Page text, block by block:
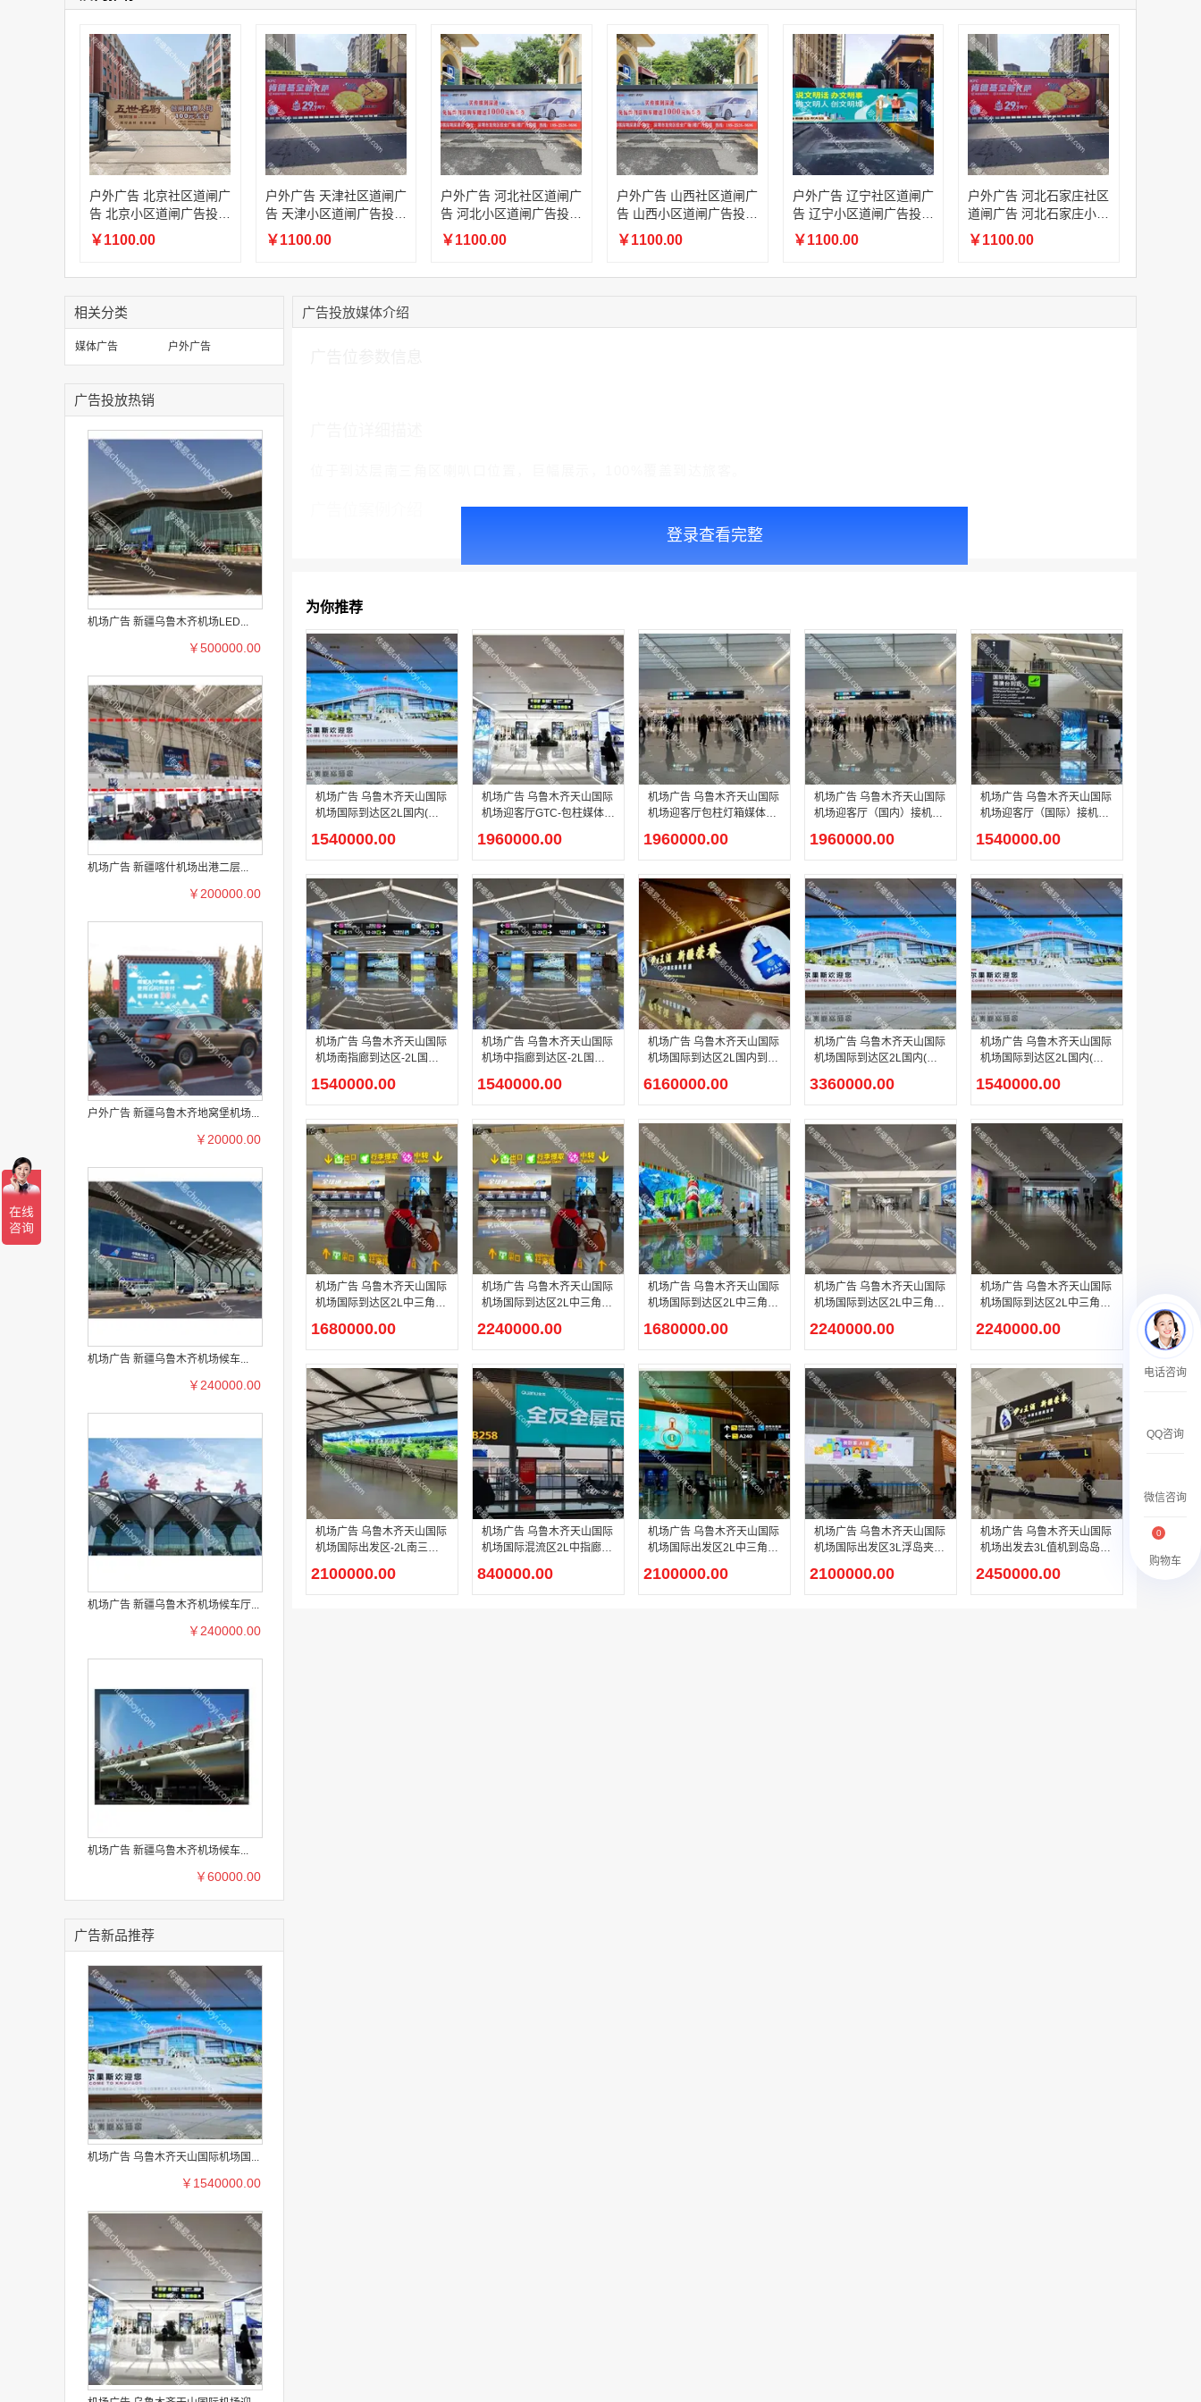
16:16:44 181****0078 联系了该媒体所在商家
15:40:56 157****6971 联系了该媒体所在商家
10:08:47 155****5272 联系了该媒体所在商家
14:32:27 176****3456 联系了该媒体所在商家
16:09:07 182****6963 联系了该媒体所在商家
￥27600.00
香港双层巴士车身广告（含车顶）
￥77000.00
￥1100.00
￥1100.00
香港有轨双层旅游巴士车身广告
￥25300.00
香港签名广告有轨双层巴士车身广告
￥27600.00
￥27700.00
户外广告 北京社区道闸广
告 北京小区道闸广告投放
价格
￥1100.00
户外广告 天津社区道闸广
告 天津小区道闸广告投放
价格
￥1100.00
户外广告 河北社区道闸广
告 河北小区道闸广告投放
价格
￥1100.00
户外广告 山西社区道闸广
告 山西小区道闸广告投放
价格
￥1100.00
户外广告 辽宁社区道闸广
告 辽宁小区道闸广告投放
价格
￥1100.00
户外广告 河北石家庄社区
道闸广告 河北石家庄小区
道闸广告投放价格
￥1100.00
相关分类
媒体广告 户外广告
广告投放热销
机场广告 新疆乌鲁木齐机场LED...
￥500000.00
机场广告 新疆喀什机场出港二层...
￥200000.00
户外广告 新疆乌鲁木齐地窝堡机场...
￥20000.00
机场广告 新疆乌鲁木齐机场候车...
￥240000.00
机场广告 新疆乌鲁木齐机场候车厅...
￥240000.00
机场广告 新疆乌鲁木齐机场候车...
￥60000.00
广告新品推荐
机场广告 乌鲁木齐天山国际机场国...
￥1540000.00
广告投放媒体介绍
登录查看完整
为你推荐
机场广告 乌鲁木齐天山国际
机场国际到达区2L国内(国
D-XL-DX-03#04#08#09#灯
1540000.00
机场广告 乌鲁木齐天山国际
机场迎客厅GTC-包柱媒体广
1960000.00
机场广告 乌鲁木齐天山国际
机场迎客厅包柱灯箱媒体广
1960000.00
机场广告 乌鲁木齐天山国际
机场迎客厅（国内）接机口
1960000.00
机场广告 乌鲁木齐天山国际
机场迎客厅（国际）接机口
1540000.00
机场广告 乌鲁木齐天山国际
机场南指廊到达区-2L国内
1540000.00
机场广告 乌鲁木齐天山国际
机场中指廊到达区-2L国内
1540000.00
机场广告 乌鲁木齐天山国际
机场国际到达区2L国内到达
6160000.00
机场广告 乌鲁木齐天山国际
机场国际到达区2L国内(国
D-XL-DX-07灯箱媒体广告
3360000.00
机场广告 乌鲁木齐天山国际
机场国际到达区2L国内(国
D-XL-DX-02灯箱媒体广告
1540000.00
机场广告 乌鲁木齐天山国际
机场国际到达区2L中三角区
媒体广告
1680000.00
机场广告 乌鲁木齐天山国际
机场国际到达区2L中三角区
媒体广告
2240000.00
机场广告 乌鲁木齐天山国际
机场国际到达区2L中三角区
体广告
1680000.00
机场广告 乌鲁木齐天山国际
机场国际到达区2L中三角区
2240000.00
机场广告 乌鲁木齐天山国际
机场国际到达区2L中三角
2240000.00
机场广告 乌鲁木齐天山国际
机场国际出发区-2L南三角
2100000.00
机场广告 乌鲁木齐天山国际
机场国际混流区2L中指廊幕
840000.00
机场广告 乌鲁木齐天山国际
机场国际出发区2L中三角区
2100000.00
机场广告 乌鲁木齐天山国际
机场国际出发区3L浮岛夹层
2100000.00
机场广告 乌鲁木齐天山国际
机场出发去3L值机到岛岛头
2450000.00
电话咨询
QQ咨询
微信咨询
购物车
0